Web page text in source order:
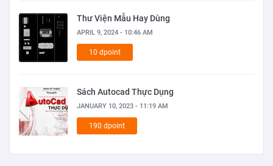
Thư Viện Mẫu Hay Dùng
APRIL 9, 2024 - 10:46 AM
10 dpoint
Sách Autocad Thực Dụng
JANUARY 10, 2023 - 11:19 AM
190 dpoint